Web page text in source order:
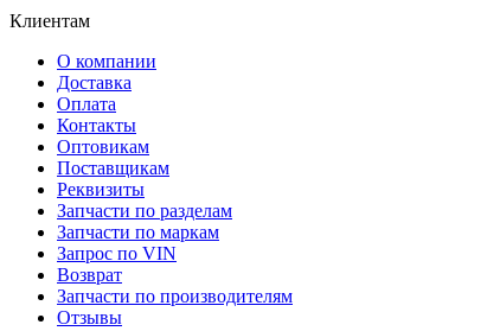
Клиентам
О компании
Доставка
Оплата
Контакты
Оптовикам
Поставщикам
Реквизиты
Запчасти по разделам
Запчасти по маркам
Запрос по VIN
Возврат
Запчасти по производителям
Отзывы